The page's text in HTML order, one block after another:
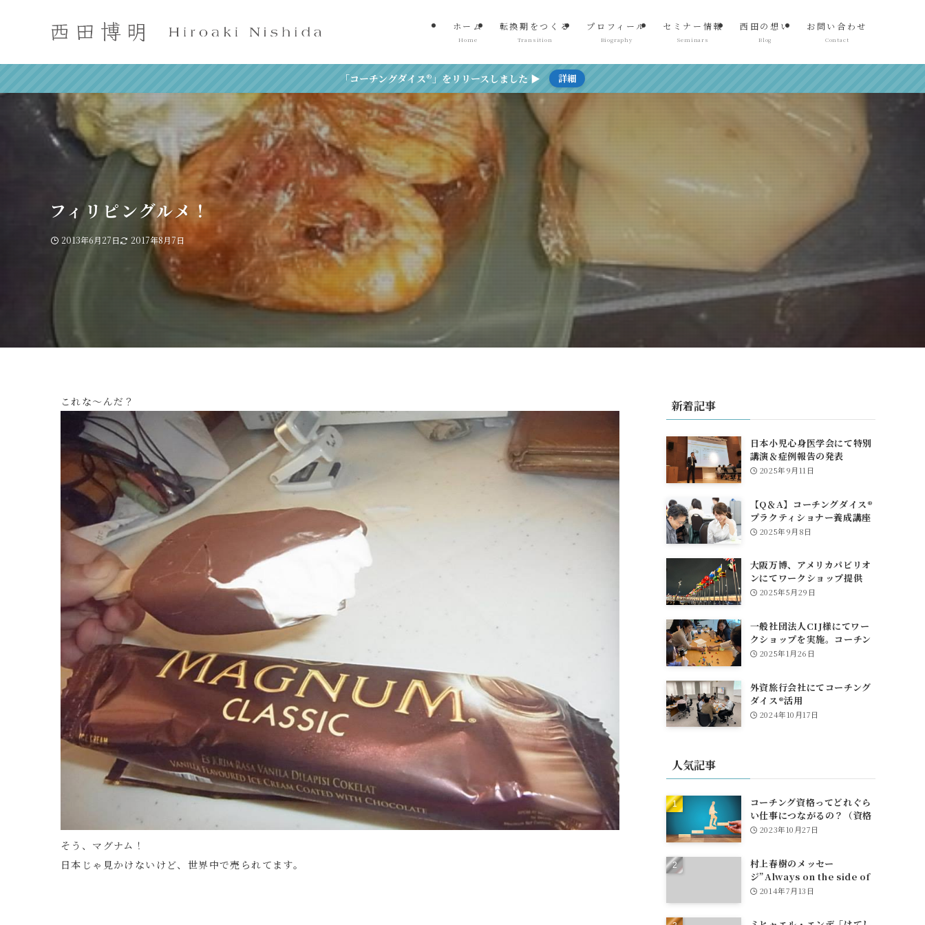
ホーム
Home
転換期をつくる
Transition
プロフィール
Biography
セミナー情報
Seminars
西田の想い
Blog
お問い合わせ
Contact
「コーチングダイス®」をリリースしました ▶ 詳細
フィリピングルメ！
2013年6月27日 2017年8月7日
これな～んだ？
そう、マグナム！
日本じゃ見かけないけど、世界中で売られてます。
新着記事
日本小児心身医学会にて特別
講演＆症例報告の発表
2025年9月11日
【Q＆A】コーチングダイス®
プラクティショナー養成講座
について
2025年9月8日
大阪万博、アメリカパビリオ
ンにてワークショップ提供
2025年5月29日
一般社団法人CIJ様にてワー
クショップを実施。コーチン
グダイスも活躍！
2025年1月26日
外資旅行会社にてコーチング
ダイス®活用
2024年10月17日
人気記事
コーチング資格ってどれぐら
い仕事につながるの？（資格
とお金、団体への所属や仕事
2023年10月27日
村上春樹のメッセー
ジ”Always on the side of
egg"
2014年7月13日